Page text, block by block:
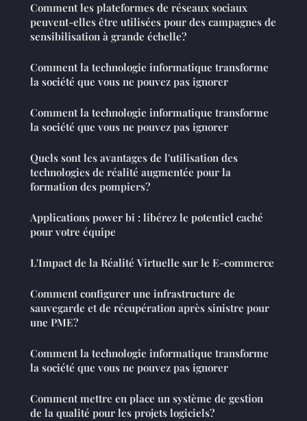
Comment les plateformes de réseaux sociaux
peuvent-elles être utilisées pour des campagnes de
sensibilisation à grande échelle?
Comment la technologie informatique transforme
la société que vous ne pouvez pas ignorer
Comment la technologie informatique transforme
la société que vous ne pouvez pas ignorer
Quels sont les avantages de l'utilisation des
technologies de réalité augmentée pour la
formation des pompiers?
Applications power bi : libérez le potentiel caché
pour votre équipe
L'Impact de la Réalité Virtuelle sur le E-commerce
Comment configurer une infrastructure de
sauvegarde et de récupération après sinistre pour
une PME?
Comment la technologie informatique transforme
la société que vous ne pouvez pas ignorer
Comment mettre en place un système de gestion
de la qualité pour les projets logiciels?